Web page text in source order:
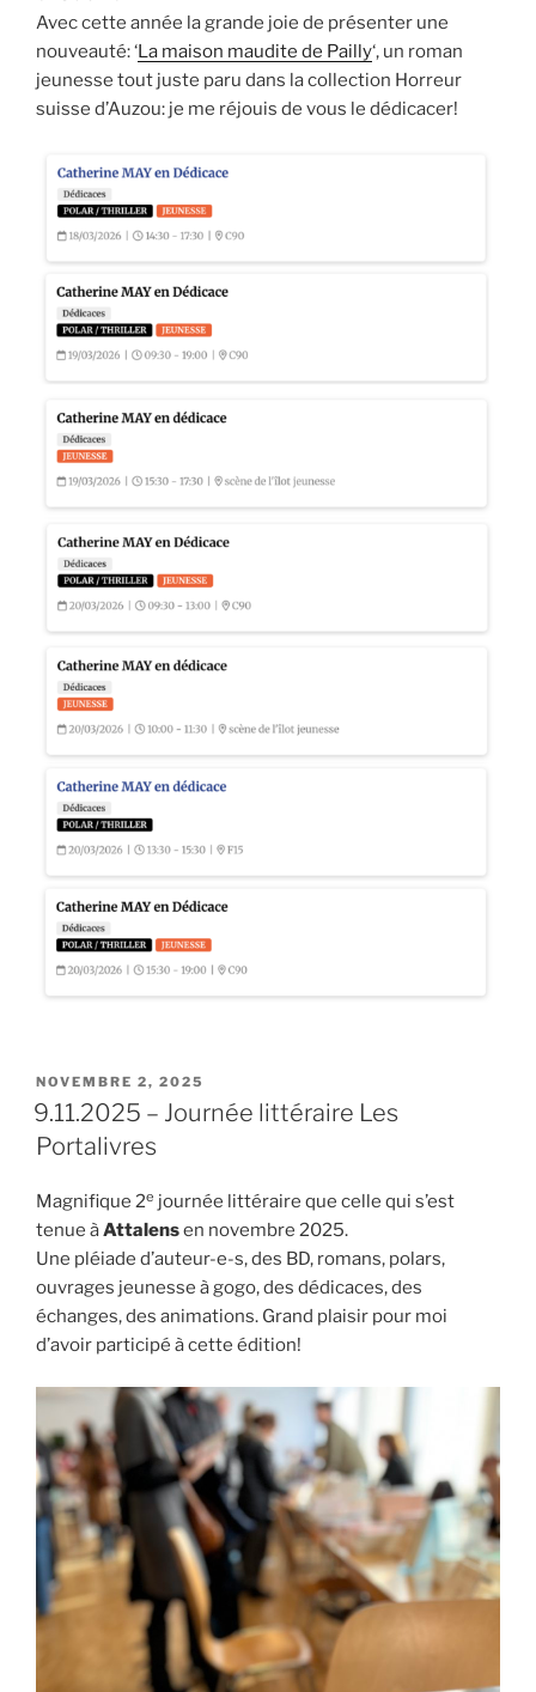
Avec cette année la grande joie de présenter une
nouveauté: ‘La maison maudite de Pailly‘, un roman
jeunesse tout juste paru dans la collection Horreur
suisse d’Auzou: je me réjouis de vous le dédicacer!
PUBLIÉ
LE
NOVEMBRE 2, 2025
9.11.2025 – Journée littéraire Les
Portalivres
Magnifique 2e journée littéraire que celle qui s’est
tenue àAttalensen novembre 2025.
Une pléiade d’auteur-e-s, des BD, romans, polars,
ouvrages jeunesse à gogo, des dédicaces, des
échanges, des animations. Grand plaisir pour moi
d’avoir participé à cette édition!